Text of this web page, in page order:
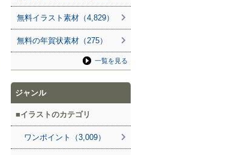
無料イラスト素材（4,829）
無料の年賀状素材（275）
一覧を見る
ジャンル
イラストのカテゴリ
ワンポイント（3,009）